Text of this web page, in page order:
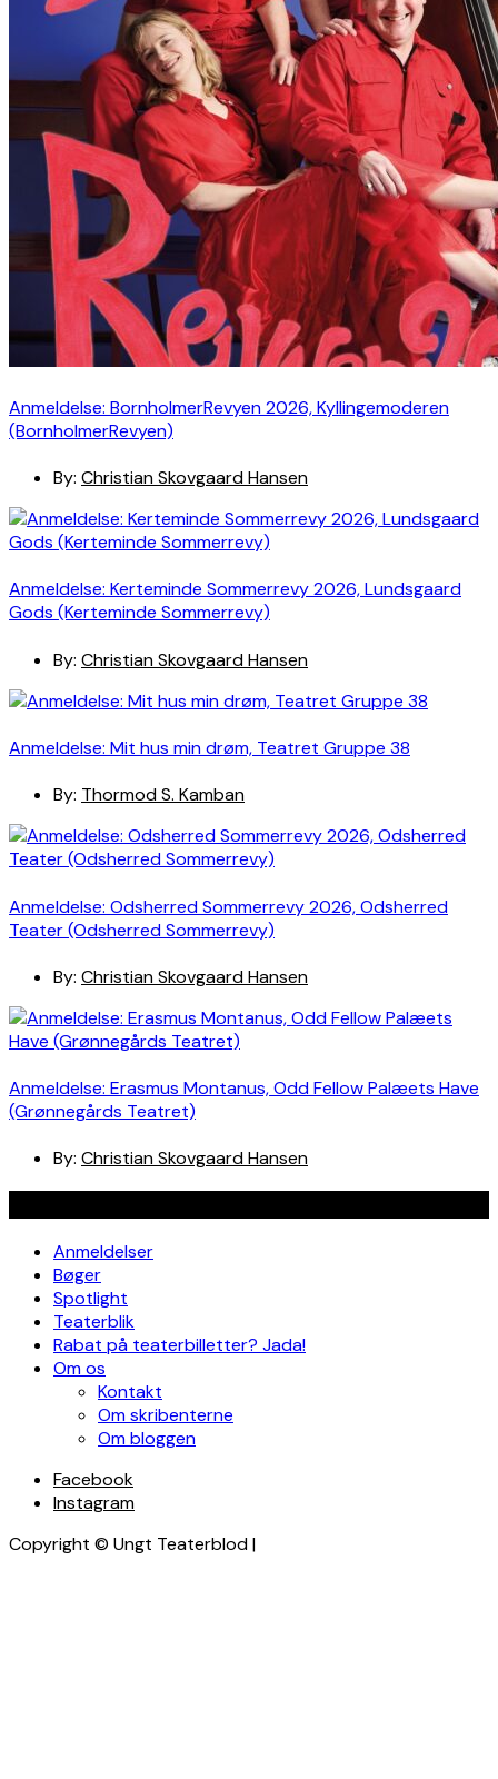
Anmeldelse: BornholmerRevyen 2026, Kyllingemoderen
(BornholmerRevyen)
By: Christian Skovgaard Hansen
Anmeldelse: Kerteminde Sommerrevy 2026, Lundsgaard
Gods (Kerteminde Sommerrevy)
By: Christian Skovgaard Hansen
Anmeldelse: Mit hus min drøm, Teatret Gruppe 38
By: Thormod S. Kamban
Anmeldelse: Odsherred Sommerrevy 2026, Odsherred
Teater (Odsherred Sommerrevy)
By: Christian Skovgaard Hansen
Anmeldelse: Erasmus Montanus, Odd Fellow Palæets Have
(Grønnegårds Teatret)
By: Christian Skovgaard Hansen
Anmeldelser
Bøger
Spotlight
Teaterblik
Rabat på teaterbilletter? Jada!
Om os
Kontakt
Om skribenterne
Om bloggen
Facebook
Instagram
Copyright © Ungt Teaterblod |